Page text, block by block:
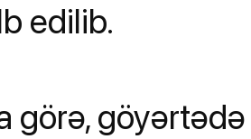
edilib.
görə,